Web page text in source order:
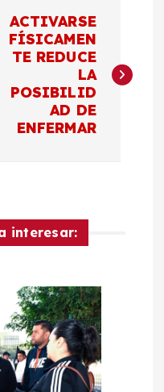
ACTIVARSE
FÍSICAMEN
TE REDUCE
LA
POSIBILID
AD DE
ENFERMAR
interesar: